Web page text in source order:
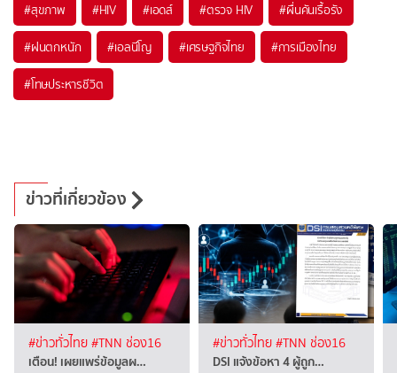
#สุขภาพ #HIV #เอดส์ #ตรวจ HIV #ผื่นคันเรื้อรัง
#ฝนตกหนัก #เอลนีโญ #เศรษฐกิจไทย #การเมืองไทย
#โทษประหารชีวิต
ข่าวที่เกี่ยวข้อง
#ข่าวทั่วไทย#TNN ช่อง16
เตือน! เผยแพร่ข้อมูลผ…
#ข่าวทั่วไทย#TNN ช่อง16
DSI แจ้งข้อหา 4 ผู้ถูก…